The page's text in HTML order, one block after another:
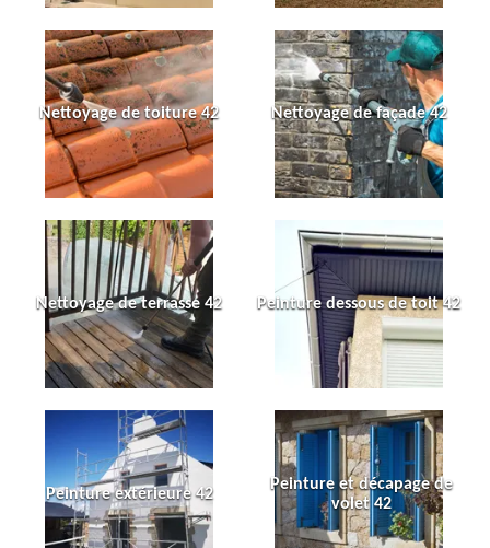
Nettoyage de toiture 42 Nettoyage de façade 42
Nettoyage de terrasse 42 Peinture dessous de toit 42
Peinture extérieure 42
Peinture et décapage de
volet 42